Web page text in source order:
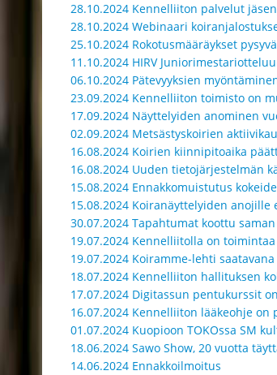
28.10.2024 Kennelliiton palvelut
28.10.2024 Webinaari
25.10.2024 Rokotusmääräykset
11.10.2024 HIRV
06.10.2024 Pätevyyksien
23.09.2024 Kennelliiton toimisto on
17.09.2024 Näyttelyiden anominen
02.09.2024 Metsästyskoirien
16.08.2024 Koirien kiinnipitoaika
16.08.2024 Uuden tietojärjestelmän
15.08.2024 Ennakkomuistutus
15.08.2024 Koiranäyttelyiden anojille
30.07.2024 Tapahtumat koottu
19.07.2024 Kennelliitolla on
19.07.2024 Koiramme-lehti
18.07.2024 Kennelliiton hallituksen
17.07.2024 Digitassun pentukurssit
16.07.2024 Kennelliiton lääkeohje on
01.07.2024 Kuopioon TOKOssa SM
18.06.2024 Sawo Show, 20 vuotta
14.06.2024 Ennakkoilmoitus